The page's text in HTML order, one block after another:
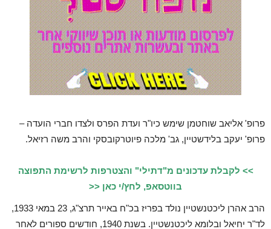
פרופ' אליאב שוחטמן שימש כיו"ר ועדת הפרס ולצדו חברי הועדה –
פרופ' יעקב בלידשטיין, גב' מלכה פיוטרקובסקי והרב משה רזיאל.
>> לקבלת עדכונים מ"דתילי" והצטרפות לרשימת התפוצה
בווטסאפ, לחץ/י כאן <<
הרב אהרן ליכטנשטיין נולד בפריז בכ"ח באייר תרצ"ג, 23 במאי 1933,
לד"ר יחיאל ובלומא ליכטנשטיין. בשנת 1940, חודשים ספורים לאחר